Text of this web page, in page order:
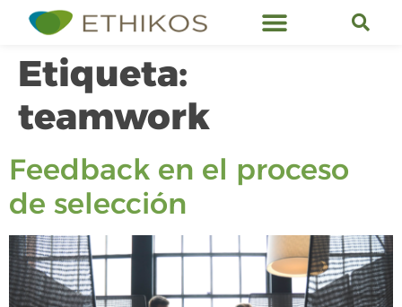
Etiqueta:
teamwork
Feedback en el proceso
de selección